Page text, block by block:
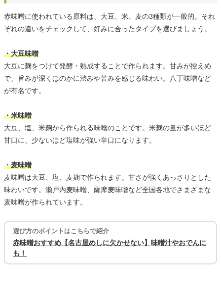
赤味噌に使われている原料は、大豆、米、麦の3種類が一般的。それ
ぞれの違いをチェックして、好みに合ったタイプを選びましょう。
・大豆味噌
大豆に麹をつけて発酵・熟成することで作られます。甘みが控えめ
で、旨みが深くほのかに渋みや苦みを感じる味わい。八丁味噌など
が有名です。
・米味噌
大豆、塩、米麹から作られる味噌のことです。米麹の量が多いほど
甘口に、少ないほど塩味が強い辛口になります。
・麦味噌
麦味噌は大豆、塩、麦麹で作られます。甘さが強くあっさりとした
味わいです。瀬戸内麦味噌、薩摩麦味噌など全国各地でさまざまな
麦味噌が作られています。
選び方のポイントはこちらで紹介
赤味噌おすすめ【名古屋めしに欠かせない】味噌汁やおでんに
も！